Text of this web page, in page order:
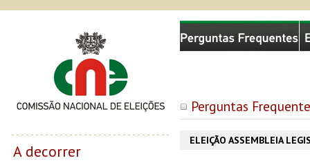
Perguntas
ELEIÇÃO ASSEMBLEIA
Comissão Nacional de Eleições
A decorrer